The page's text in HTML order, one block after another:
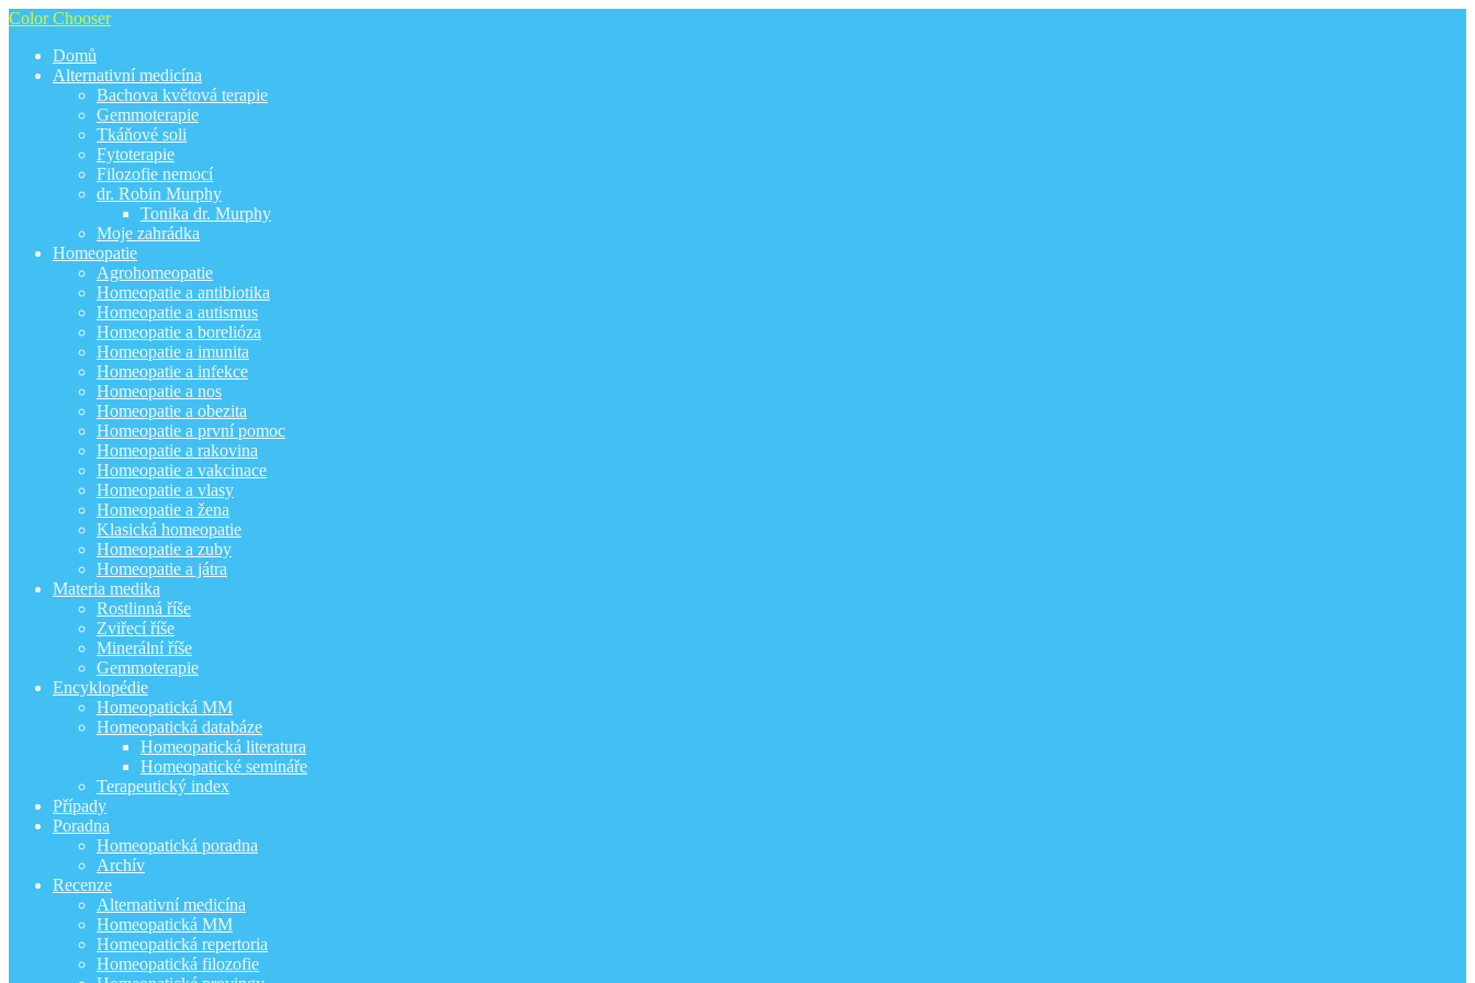
Color Chooser
Domů
Alternativní medicína
Bachova květová terapie
Gemmoterapie
Tkáňové soli
Fytoterapie
Filozofie nemocí
dr. Robin Murphy
Tonika dr. Murphy
Moje zahrádka
Homeopatie
Agrohomeopatie
Homeopatie a antibiotika
Homeopatie a autismus
Homeopatie a borelióza
Homeopatie a imunita
Homeopatie a infekce
Homeopatie a nos
Homeopatie a obezita
Homeopatie a první pomoc
Homeopatie a rakovina
Homeopatie a vakcinace
Homeopatie a vlasy
Homeopatie a žena
Klasická homeopatie
Homeopatie a zuby
Homeopatie a játra
Materia medika
Rostlinná říše
Zviřecí říše
Minerální říše
Gemmoterapie
Encyklopédie
Homeopatická MM
Homeopatická databáze
Homeopatická literatura
Homeopatické semináře
Terapeutický index
Případy
Poradna
Homeopatická poradna
Archív
Recenze
Alternativní medicína
Homeopatická MM
Homeopatická repertoria
Homeopatická filozofie